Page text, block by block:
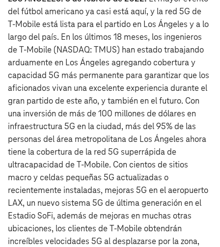
del fútbol americano ya casi está aquí, y la red 5G de
T‑Mobile está lista para el partido en Los Ángeles y a lo
largo del país. En los últimos 18 meses, los ingenieros
de T‑Mobile (NASDAQ: TMUS) han estado trabajando
arduamente en Los Ángeles agregando cobertura y
capacidad 5G más permanente para garantizar que los
aficionados vivan una excelente experiencia durante el
gran partido de este año, y también en el futuro. Con
una inversión de más de 100 millones de dólares en
infraestructura 5G en la ciudad, más del 95% de las
personas del área metropolitana de Los Ángeles ahora
tiene la cobertura de la red 5G superrápida de
ultracapacidad de T‑Mobile. Con cientos de sitios
macro y celdas pequeñas 5G actualizadas o
recientemente instaladas, mejoras 5G en el aeropuerto
LAX, un nuevo sistema 5G de última generación en el
Estadio SoFi, además de mejoras en muchas otras
ubicaciones, los clientes de T‑Mobile obtendrán
increíbles velocidades 5G al desplazarse por la zona,